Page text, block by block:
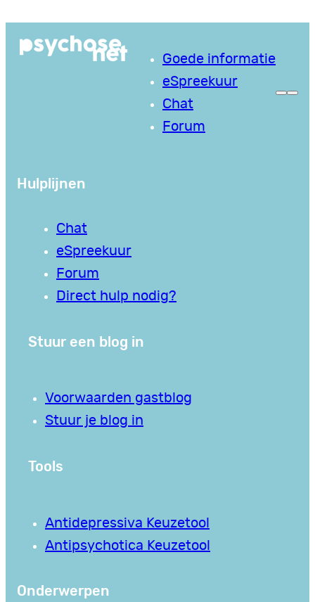
naar
Goede informatie
eSpreekuur
Chat
Forum
Hulplijnen
Chat
eSpreekuur
Forum
Direct hulp nodig?
Stuur een blog in
Voorwaarden gastblog
Stuur je blog in
Tools
Antidepressiva Keuzetool
Antipsychotica Keuzetool
Onderwerpen